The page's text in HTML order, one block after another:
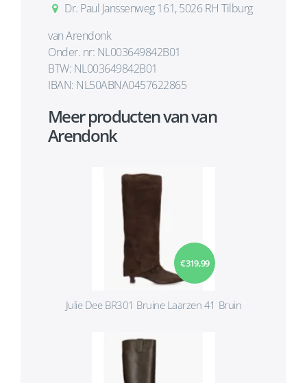
Dr. Paul Janssenweg 161, 5026 RH Tilburg
van Arendonk
Onder. nr: NL003649842B01
BTW: NL003649842B01
IBAN: NL50ABNA0457622865
Meer producten van van
Arendonk
€ 319,99
Julie Dee BR301 Bruine Laarzen 41 Bruin